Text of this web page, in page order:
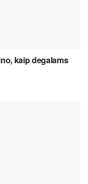
kaip degalams